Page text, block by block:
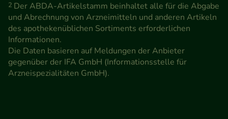
2 Der ABDA-Artikelstamm beinhaltet alle für die Abgabe
und Abrechnung von Arzneimitteln und anderen Artikeln
des apothekenüblichen Sortiments erforderlichen
Informationen.
Die Daten basieren auf Meldungen der Anbieter
gegenüber der IFA GmbH (Informationsstelle für
Arzneispezialitäten GmbH).